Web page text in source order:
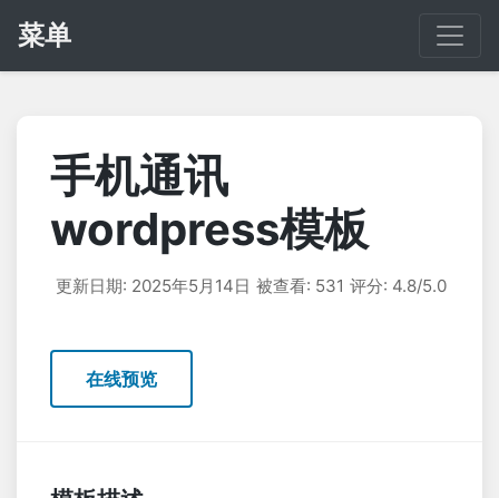
菜单
手机通讯
wordpress模板
更新日期: 2025年5月14日 被查看: 531 评分: 4.8/5.0
在线预览